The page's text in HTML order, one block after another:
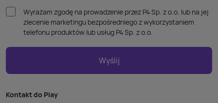
Wyrażam zgodę na prowadzenie przez P4 Sp. z o.o. lub na jej
zlecenie marketingu bezpośredniego z wykorzystaniem
telefonu produktów lub usług P4 Sp. z o.o.
Wyślij
Kontakt do Play